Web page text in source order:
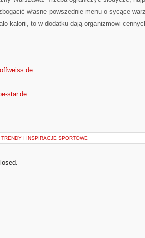
własne powszednie menu o sycące
kalorii, to w dodatku dają organizmowi
star.de
TRENDY I INSPIRACJE SPORTOWE